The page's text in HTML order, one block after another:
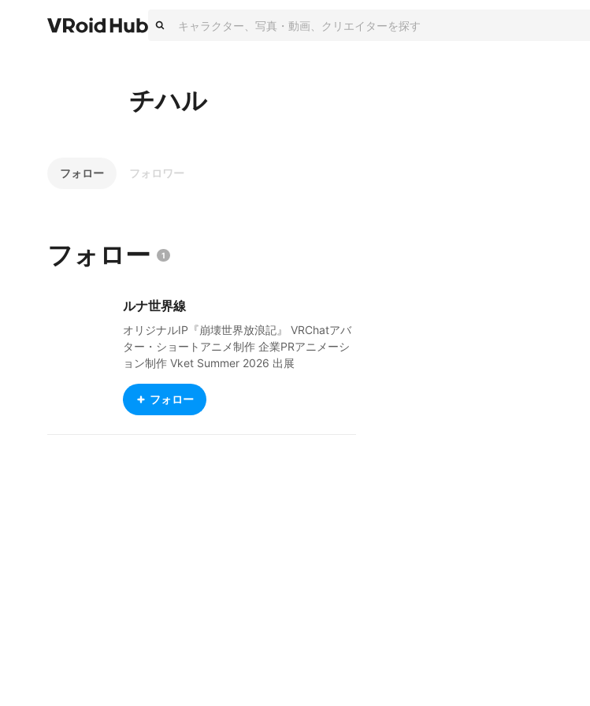
チハル
フォロー フォロワー
フォロー 1
ルナ世界線
オリジナルIP『崩壊世界放浪記』 VRChatアバ
ター・ショートアニメ制作 企業PRアニメーシ
ョン制作 Vket Summer 2026 出展
フォロー